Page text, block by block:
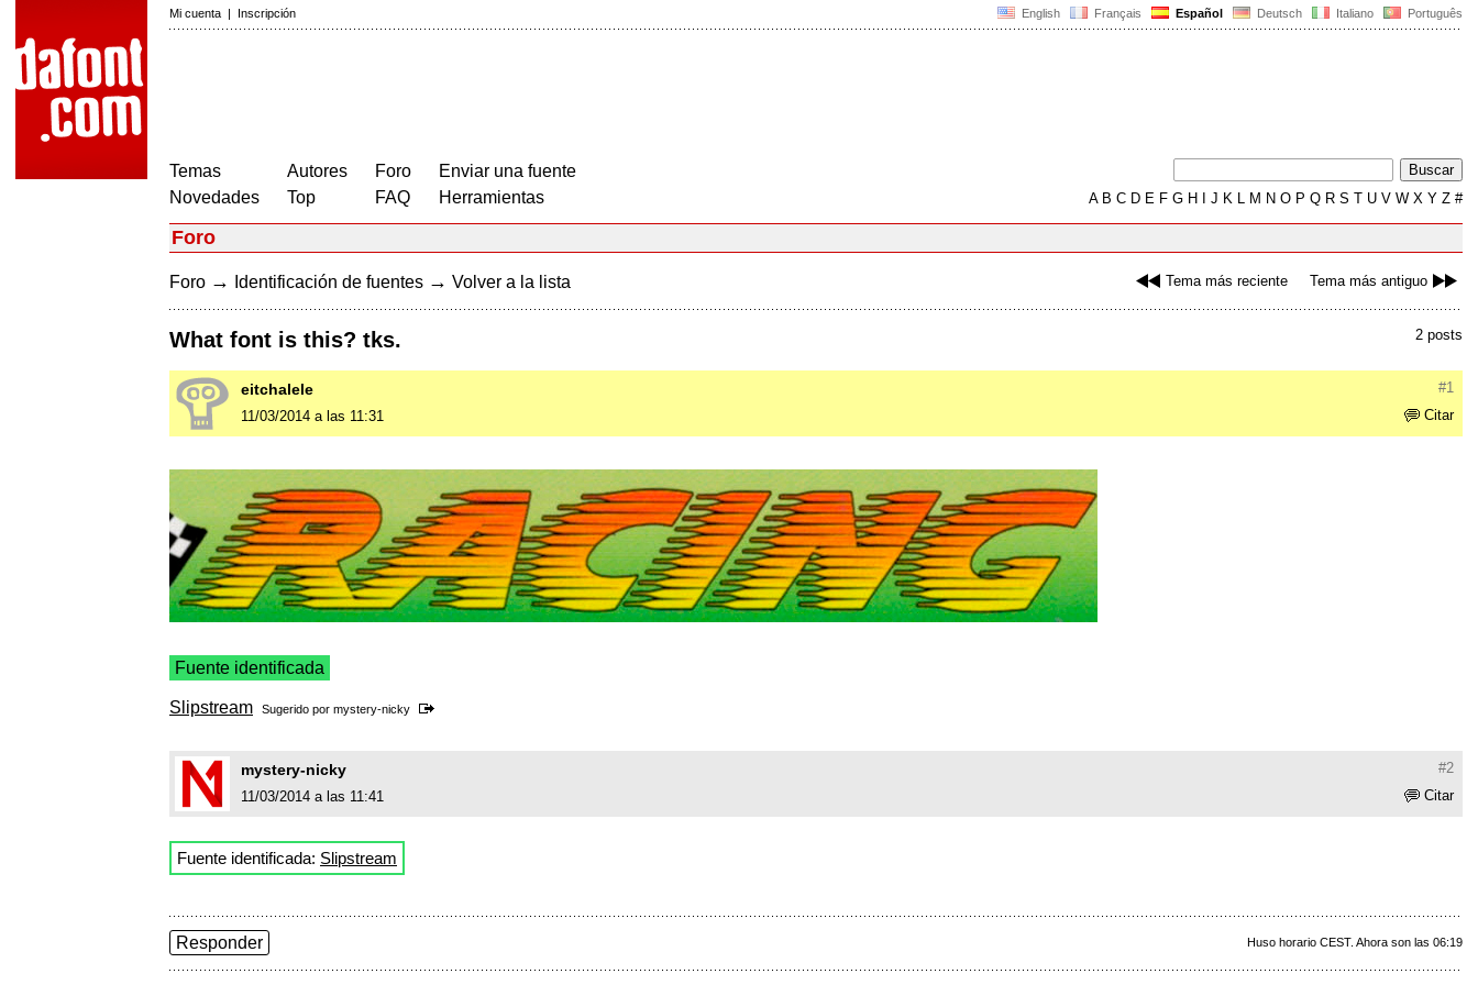
English Français Español Deutsch Italiano Português
Mi cuenta | Inscripción
Temas
Novedades
Autores
Top
Foro
FAQ
Enviar una fuente
Herramientas
AB C D E F G H J K L M N O P Q R S T U V W X Y Z #
Foro
Tema más reciente Tema más antiguo
Foro → Identificación de fuentes → Volver a la lista
2 posts
What font is this? tks.
#1
eitchalele
Citar
11/03/2014 a las 11:31
Fuente identificada
Slipstream Sugerido por mystery-nicky
#2
mystery-nicky
Citar
11/03/2014 a las 11:41
Fuente identificada: Slipstream
Huso horario CEST. Ahora son las 06:19
Responder